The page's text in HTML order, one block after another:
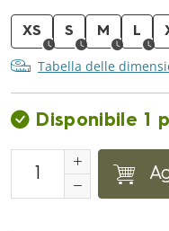
XS S M L
Tabella delle
Disponibile 1